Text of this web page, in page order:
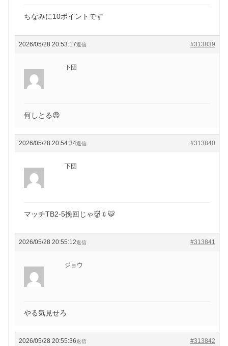
ちなみに10ポイントです
2026/05/28 20:53:17 #313839
返信
下団
何しとる😡
2026/05/28 20:54:34 #313840
返信
下団
マッチTB2-5挽回じゃ👹💉🐯
2026/05/28 20:55:12 #313841
返信
ジョウ
やる気見せろ
2026/05/28 20:55:36 #313842
返信